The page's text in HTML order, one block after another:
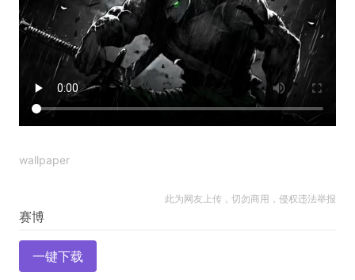
wallpaper
此为网友上传，切勿商用，侵权违法举报
一键下载